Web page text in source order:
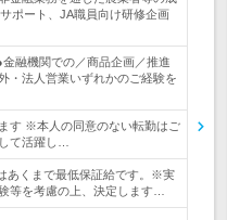
ポート、JA職員向け研修企画
融機関での／商品企画／推進
・法人営業いずれかのご経験を
す ※本人の同意のない転勤はご
て活躍し…
あくまで最低保証給です。※実
等を考慮の上、決定します…